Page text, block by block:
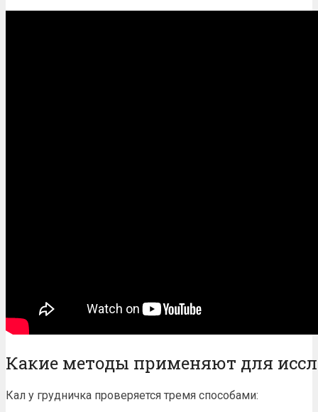
Какие методы применяют для
Кал у грудничка проверяется тремя способами: